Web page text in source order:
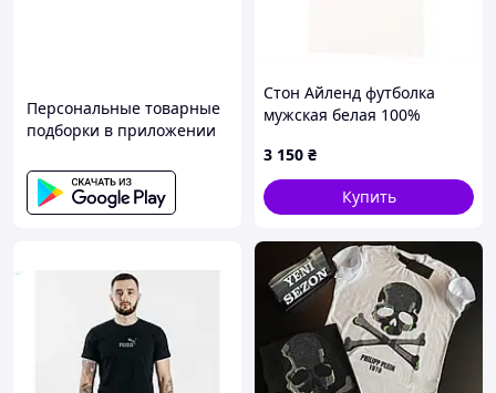
Персональные товарные
подборки в приложении
Стон Айленд футболка
мужская белая 100%
3 150 ₴
Купить